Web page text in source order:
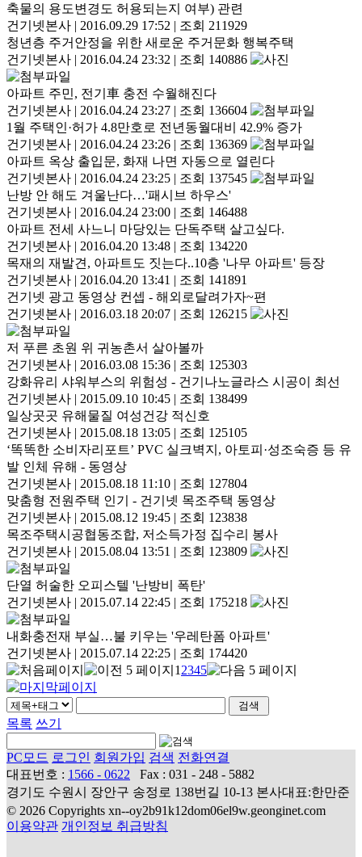
축물의 용도변경도 허용되는지 여부) 관련
건기넷본사 | 2016.09.29 17:52 | 조회 211929
청년층 주거안정을 위한 새로운 주거문화 행복주택
건기넷본사 | 2016.04.24 23:32 | 조회 140886
아파트 주민, 전기車 충전 수월해진다
건기넷본사 | 2016.04.24 23:27 | 조회 136604
1월 주택인·허가 4.8만호로 전년동월대비 42.9% 증가
건기넷본사 | 2016.04.24 23:26 | 조회 136369
아파트 옥상 출입문, 화재 나면 자동으로 열린다
건기넷본사 | 2016.04.24 23:25 | 조회 137545
난방 안 해도 겨울난다…'패시브 하우스'
건기넷본사 | 2016.04.24 23:00 | 조회 146488
아파트 전세 사느니 마당있는 단독주택 살고싶다.
건기넷본사 | 2016.04.20 13:48 | 조회 134220
목재의 재발견, 아파트도 짓는다..10층 '나무 아파트' 등장
건기넷본사 | 2016.04.20 13:41 | 조회 141891
건기넷 광고 동영상 컨셉 - 해외로달려가자~편
건기넷본사 | 2016.03.18 20:07 | 조회 126215
저 푸른 초원 위 귀농촌서 살아볼까
건기넷본사 | 2016.03.08 15:36 | 조회 125303
강화유리 샤워부스의 위험성 - 건기나노글라스 시공이 최선
건기넷본사 | 2015.09.10 10:45 | 조회 138499
일상곳곳 유해물질 여성건강 적신호
건기넷본사 | 2015.08.18 13:05 | 조회 125105
‘똑똑한 소비자리포트’ PVC 실크벽지, 아토피·성조숙증 등 유
발 인체 유해 - 동영상
건기넷본사 | 2015.08.18 11:10 | 조회 127804
맞춤형 전원주택 인기 - 건기넷 목조주택 동영상
건기넷본사 | 2015.08.12 19:45 | 조회 123838
목조주택시공협동조합, 저소득가정 집수리 봉사
건기넷본사 | 2015.08.04 13:51 | 조회 123809
단열 허술한 오피스텔 '난방비 폭탄'
건기넷본사 | 2015.07.14 22:45 | 조회 175218
내화충전재 부실…불 키우는 '우레탄폼 아파트'
건기넷본사 | 2015.07.14 22:25 | 조회 174420
1 2345
목록 쓰기
PC모드 로그인 회원가입 검색 전화연결
대표번호 : 1566 - 0622
Fax : 031 - 248 - 5882
경기도 수원시 장안구 송정로 138번길 10-13 본사대표:한만준
© 2026 Copyrights xn--oy2b91k12dom06el9w.geonginet.com
이용약관 개인정보 취급방침